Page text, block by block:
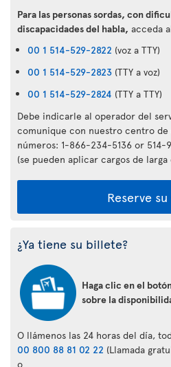
Para las personas sordas, con
discapacidades del habla, acceda
00 1 514-529-2822 (voz a TTY)
00 1 514-529-2823 (TTY a voz)
00 1 514-529-2824 (TTY a TTY)
Debe indicarle al operador del
comunique con nuestro centro
números: 1-866-234-5136 or 514-
(se pueden aplicar cargos de larga
Reserve
¿Ya tiene su billete?
Haga clic en el
sobre la
O llámenos las 24 horas del día,
00 800 88 81 02 22 (Llamada
o